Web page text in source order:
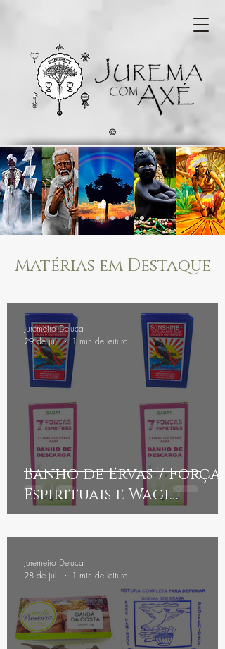
©
Matérias em Destaque
Banho de Ervas 7 Forças
Espirituais e Wagi
Africano: um ritual de
firmeza, harmonia e
amor
Juremeiro Deluca
29 de jul.
1 min de leitura
Juremeiro Deluca
28 de jul.
1 min de leitura